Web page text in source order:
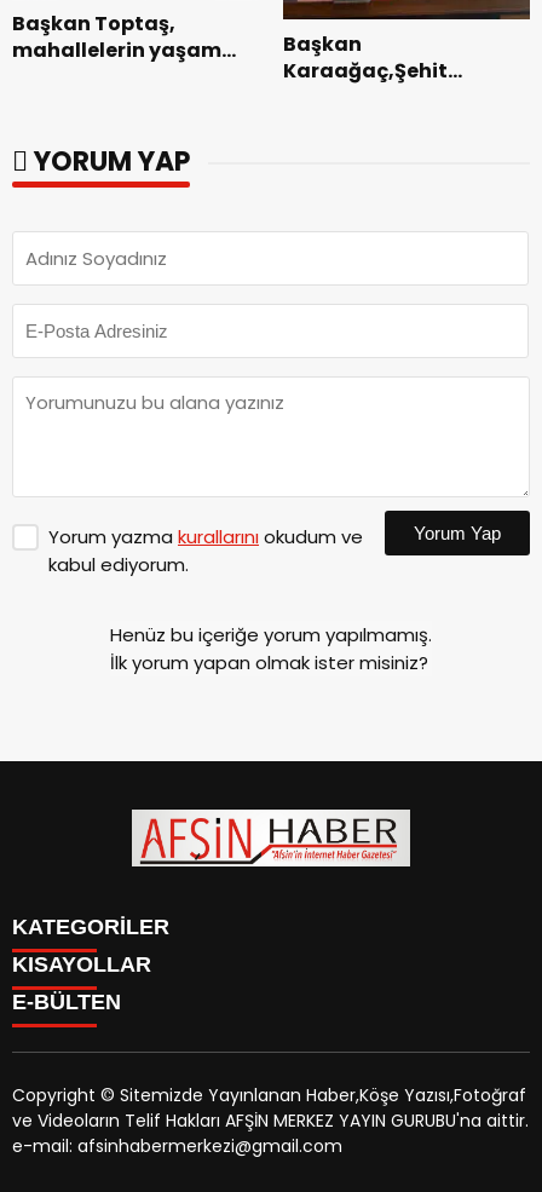
Başkan Toptaş,
mahallelerin yaşam
Başkan
Karaağaç,Şehit
YORUM YAP
Yorum yazma kurallarınıokudum ve
kabul ediyorum.
Yorum Yap
Henüz bu içeriğe yorum yapılmamış.
İlk yorum yapan olmak ister misiniz?
KATEGORİLER
SİYASET
EĞİTİM
MAGAZİN
MANŞETLER
ÖZEL HABER
KISAYOLLAR
SİYASET
EĞİTİM
KÜLTÜR SANAT
MAGAZİN
MANŞETLER
E-BÜLTEN
afsinhaber.com e-bültenine abone olarak, tarafınıza haber,
duyuru ve kampanya içerikli e-postaların gönderilmesini
Copyright © Sitemizde Yayınlanan Haber,Köşe Yazısı,Fotoğraf
ve Videoların Telif Hakları AFŞİN MERKEZ YAYIN GURUBU'na aittir.
e-mail: afsinhabermerkezi@gmail.com